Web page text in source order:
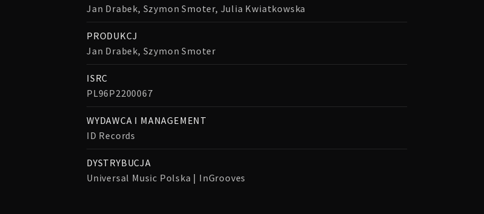
Jan Drabek, Szymon Smoter, Julia Kwiatkowska
PRODUKCJ
Jan Drabek, Szymon Smoter
ISRC
PL96P2200067
WYDAWCA I MANAGEMENT
ID Records
DYSTRYBUCJA
Universal Music Polska | InGrooves